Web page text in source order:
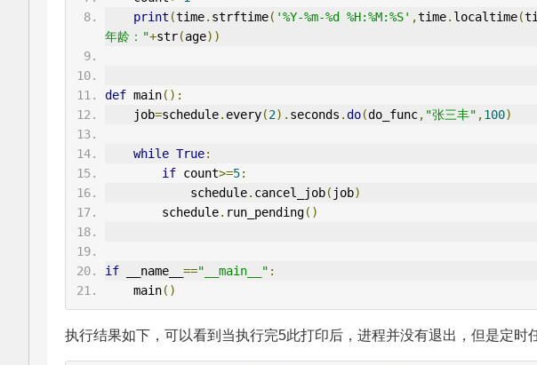
print (time. strftime( '%Y-%m-%d %H:%M:%S' ,time. localtime(
年龄："+str(age))
def main():
    job
=schedule. every(2). seconds .do(do_func, "张三丰" ,100)
while True:
if count>=5:
            schedule
. cancel_job( job)
        schedule
. run_pending()
if __name__ =="__main__" :
    main
()
执行结果如下，可以看到当执行完5此打印后，进程并没有退出，但是定时